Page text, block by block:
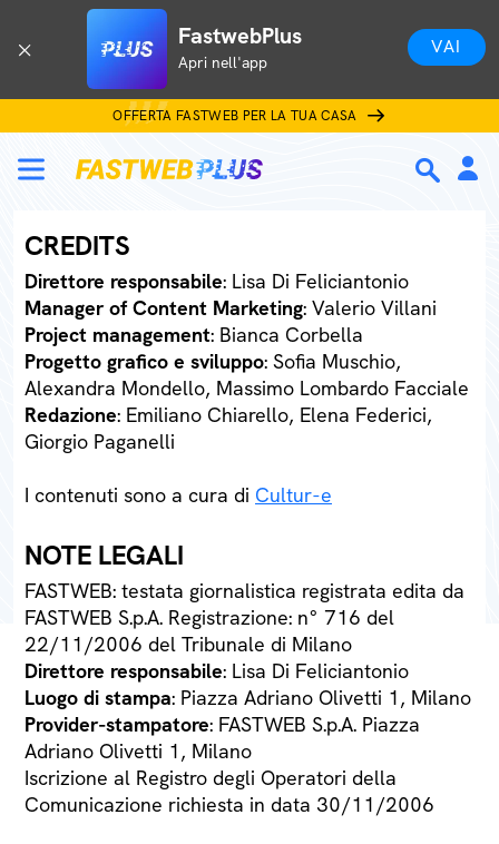
FastwebPlus
Apri nell'app
VAI
OFFERTA FASTWEB PER LA TUA CASA
CREDITS
Direttore responsabile: Lisa Di Feliciantonio
Manager of Content Marketing: Valerio Villani
Project management: Bianca Corbella
Progetto grafico e sviluppo: Sofia Muschio,
Alexandra Mondello, Massimo Lombardo Facciale
Redazione: Emiliano Chiarello, Elena Federici,
Giorgio Paganelli
I contenuti sono a cura di Cultur-e
NOTE LEGALI
FASTWEB: testata giornalistica registrata edita da
FASTWEB S.p.A. Registrazione: n° 716 del
22/11/2006 del Tribunale di Milano
Direttore responsabile: Lisa Di Feliciantonio
Luogo di stampa: Piazza Adriano Olivetti 1, Milano
Provider-stampatore: FASTWEB S.p.A. Piazza
Adriano Olivetti 1, Milano
Iscrizione al Registro degli Operatori della
Comunicazione richiesta in data 30/11/2006